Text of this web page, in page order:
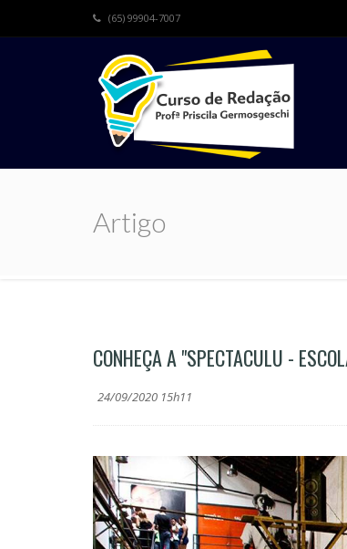
(65) 99904-7007
Artigo
CONHEÇA A "SPECTACULU -
24/09/2020 15h11